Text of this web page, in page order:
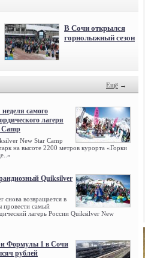
В Сочи открылся
горнолыжный сезон
Ещё →
самого
лагеря
New Star Camp
на высоте 2200 метров курорта «Горки
Quiksilver
снова возвращается в
провести самый
лагерь России Quiksilver New
Формулы 1 в Сочи
рублей